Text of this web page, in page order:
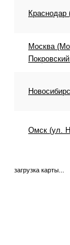
Краснодар
Москва
Омск (ул.
загрузка карты...